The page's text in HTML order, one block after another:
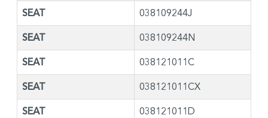
SEAT 038109244J
SEAT 038109244N
SEAT 038121011C
SEAT 038121011CX
SEAT 038121011D